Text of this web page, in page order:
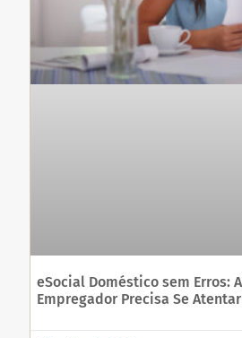
eSocial Doméstico sem Erros:
Empregador Precisa Se Atentar